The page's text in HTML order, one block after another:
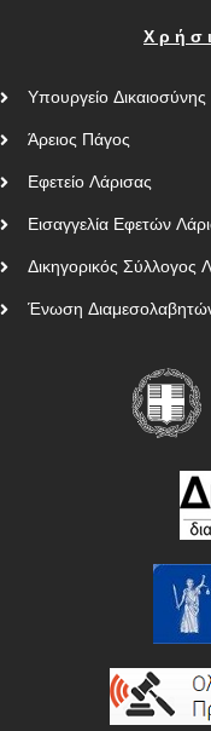
Υπουργείο Δικαιοσύνης
Άρειος Πάγος
Εφετείο Λάρισας
Εισαγγελία Εφετών
Δικηγορικός Σύλλογος
Ένωση